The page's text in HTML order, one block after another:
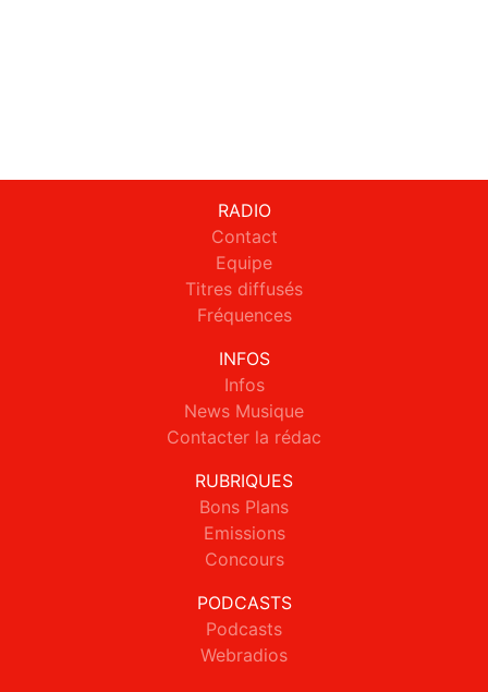
RADIO
Contact
Equipe
Titres diffusés
Fréquences
INFOS
Infos
News Musique
Contacter la rédac
RUBRIQUES
Bons Plans
Emissions
Concours
PODCASTS
Podcasts
Webradios